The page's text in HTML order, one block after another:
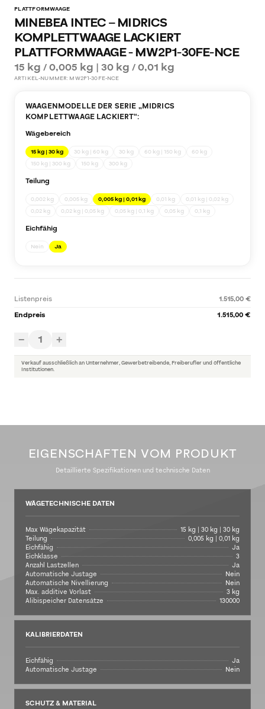
PLATTFORMWAAGE
MINEBEA INTEC – MIDRICS
KOMPLETTWAAGE LACKIERT
PLATTFORMWAAGE - MW2P1-30FE-NCE
15 kg / 0,005 kg | 30 kg / 0,01 kg
ARTIKEL-NUMMER: MW2P1-30FE-NCE
WAAGENMODELLE DER SERIE „MIDRICS
KOMPLETTWAAGE LACKIERT“:
Wägebereich
15 kg | 30 kg 30 kg | 60 kg 30 kg 60 kg | 150 kg
60 kg
150 kg | 300 kg
150 kg 300 kg
Teilung
0,002 kg 0,005 kg 0,005 kg | 0,01 kg 0,01 kg
0,01 kg | 0,02 kg
0,02 kg
0,02 kg | 0,05 kg 0,05 kg | 0,1 kg 0,05 kg 0,1 kg
Eichfähig
Nein Ja
Listenpreis
1.515,00 €
Endpreis
1.515,00 €
− 1 +
Verkauf ausschließlich an Unternehmer, Gewerbetreibende, Freiberufler und öffentliche
Institutionen.
EIGENSCHAFTEN VOM PRODUKT
Detaillierte Spezifikationen und technische Daten
WÄGETECHNISCHE DATEN
Max Wägekapazität
15 kg | 30 kg | 30 kg
Teilung
0,005 kg | 0,01 kg
Eichfähig
Ja
Eichklasse
3
Anzahl Lastzellen
Ja
Automatische Justage
Nein
Automatische Nivellierung
Nein
Max. additive Vorlast
3 kg
Alibispeicher Datensätze
130000
KALIBRIERDATEN
Eichfähig
Ja
Automatische Justage
Nein
SCHUTZ & MATERIAL